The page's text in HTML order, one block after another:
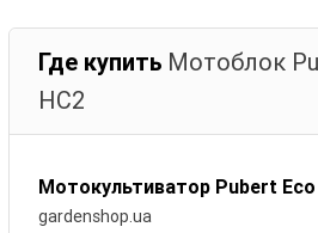
Где купить Мотоблок
HC2
Мотокультиватор Pubert Eco
gardenshop.ua